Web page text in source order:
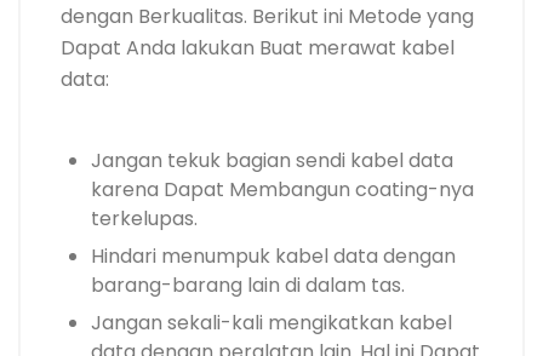
dengan Berkualitas. Berikut ini Metode yang
Dapat Anda lakukan Buat merawat kabel
data:
Jangan tekuk bagian sendi kabel data
karena Dapat Membangun coating-nya
terkelupas.
Hindari menumpuk kabel data dengan
barang-barang lain di dalam tas.
Jangan sekali-kali mengikatkan kabel